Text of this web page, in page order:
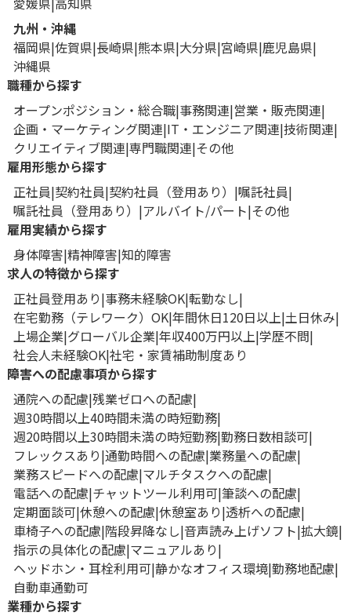
九州・沖縄
福岡県 佐賀県 長崎県 熊本県 大分県 宮崎県 鹿児島県
沖縄県
職種から探す
オープンポジション・総合職 事務関連 営業・販売関連
企画・マーケティング関連 IT・エンジニア関連 技術関連
クリエイティブ関連 専門職関連 その他
雇用形態から探す
正社員 契約社員 契約社員（登用あり）
嘱託社員
嘱託社員（登用あり）
アルバイト/パート その他
雇用実績から探す
身体障害 精神障害 知的障害
求人の特徴から探す
正社員登用あり 事務未経験OK 転勤なし
在宅勤務（テレワーク）OK 年間休日120日以上 土日休み
上場企業 グローバル企業 年収400万円以上 学歴不問
社会人未経験OK 社宅・家賃補助制度あり
障害への配慮事項から探す
通院への配慮 残業ゼロへの配慮
週30時間以上40時間未満の時短勤務
週20時間以上30時間未満の時短勤務 勤務日数相談可
フレックスあり 通勤時間への配慮 業務量への配慮
業務スピードへの配慮 マルチタスクへの配慮
電話への配慮 チャットツール利用可 筆談への配慮
定期面談可 休憩への配慮 休憩室あり 透析への配慮
車椅子への配慮 階段昇降なし 音声読み上げソフト 拡大鏡
指示の具体化の配慮 マニュアルあり
ヘッドホン・耳栓利用可 静かなオフィス環境 勤務地配慮
自動車通勤可
業種から探す